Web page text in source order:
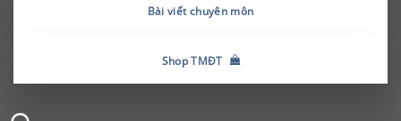
Bài viết chuyên môn
Shop TMĐT